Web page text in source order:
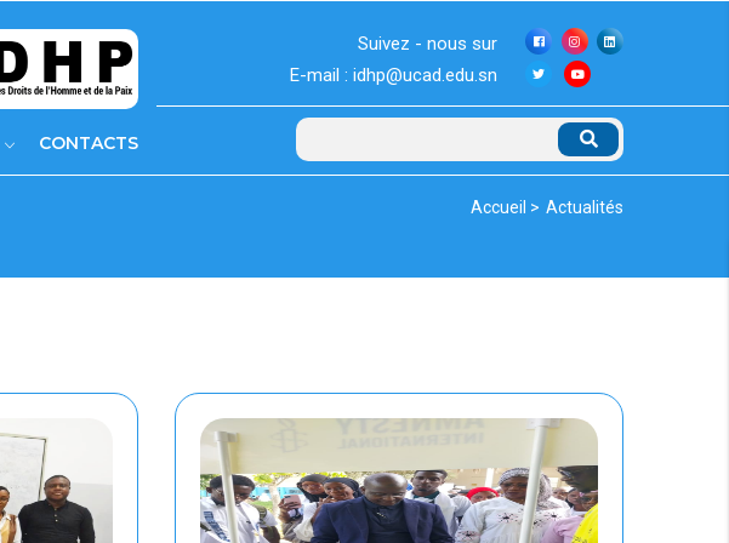
Suivez - nous sur
E-mail : idhp@ucad.edu.sn
CONTACTS Rechercher
Fil
Accueil > Actualités